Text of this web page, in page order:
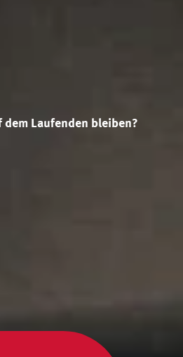
dem Laufenden bleiben?